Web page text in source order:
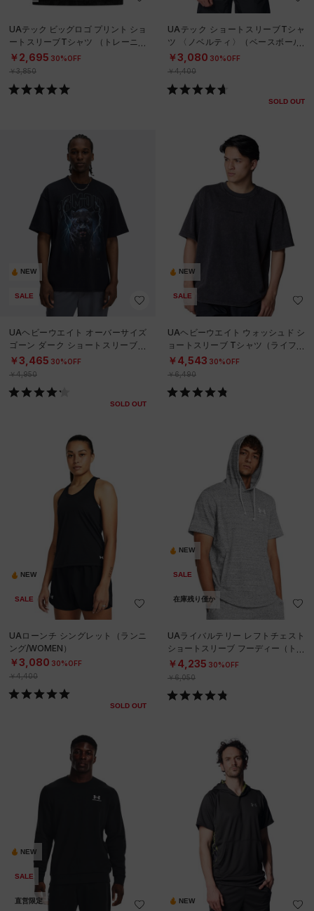
UAテック ビッグロゴ プリント ショ
ートスリーブTシャツ （トレーニン
グ/BOYS）
￥2,695 30%OFF
￥3,850
UAテック ショートスリーブTシャ
ツ 〈ノベルティ〉（ベースボール/
MEN）
￥3,080 30%OFF
￥4,400
SOLD OUT
NEW
SALE
UAヘビーウエイト オーバーサイズ
ゴーン ダーク ショートスリーブ T
シャツ（ライフスタイル/MEN）
￥3,465 30%OFF
￥4,950
SOLD OUT
NEW
SALE
UAヘビーウエイト ウォッシュド シ
ョートスリーブ Tシャツ（ライフス
タイル/MEN）
￥4,543 30%OFF
￥6,490
NEW
SALE
UAローンチ シングレット（ランニ
ング/WOMEN）
￥3,080 30%OFF
￥4,400
SOLD OUT
NEW
SALE
在庫残り僅か
UAライバルテリー レフトチェスト
ショートスリーブ フーディー（トレ
ーニング/MEN）
￥4,235 30%OFF
￥6,050
NEW
SALE
直営限定 NEW